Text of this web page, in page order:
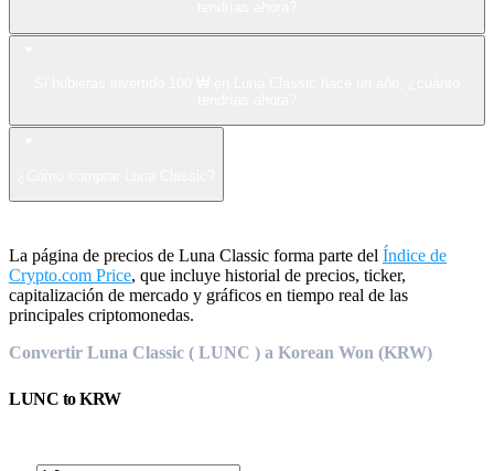
La página de precios de Luna Classic forma parte del Índice de
Crypto.com Price, que incluye historial de precios, ticker,
capitalización de mercado y gráficos en tiempo real de las
principales criptomonedas.
Convertir Luna Classic ( LUNC ) a Korean Won (KRW)
LUNC toKRW